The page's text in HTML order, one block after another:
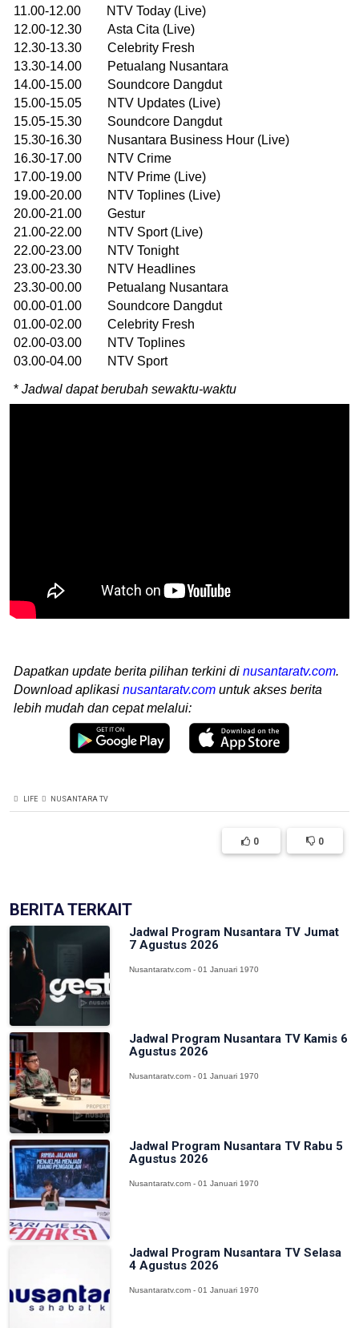
11.00-12.00 NTV Today (Live)
12.00-12.30 Asta Cita (Live)
12.30-13.30 Celebrity Fresh
13.30-14.00 Petualang Nusantara
14.00-15.00 Soundcore Dangdut
15.00-15.05 NTV Updates (Live)
15.05-15.30 Soundcore Dangdut
15.30-16.30 Nusantara Business Hour (Live)
16.30-17.00 NTV Crime
17.00-19.00 NTV Prime (Live)
19.00-20.00 NTV Toplines (Live)
20.00-21.00 Gestur
21.00-22.00 NTV Sport (Live)
22.00-23.00 NTV Tonight
23.00-23.30 NTV Headlines
23.30-00.00 Petualang Nusantara
00.00-01.00 Soundcore Dangdut
01.00-02.00 Celebrity Fresh
02.00-03.00 NTV Toplines
03.00-04.00 NTV Sport
* Jadwal dapat berubah sewaktu-waktu
Dapatkan update berita pilihan terkini di nusantaratv.com.
Download aplikasi nusantaratv.com untuk akses berita
lebih mudah dan cepat melalui:
LIFE NUSANTARA TV
0 0
BERITA TERKAIT
Jadwal Program Nusantara TV Jumat
7 Agustus 2026
Nusantaratv.com - 01 Januari 1970
Jadwal Program Nusantara TV Kamis 6
Agustus 2026
Nusantaratv.com - 01 Januari 1970
Jadwal Program Nusantara TV Rabu 5
Agustus 2026
Nusantaratv.com - 01 Januari 1970
Jadwal Program Nusantara TV Selasa
4 Agustus 2026
Nusantaratv.com - 01 Januari 1970